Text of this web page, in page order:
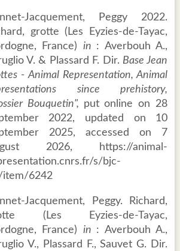
Jacquement, Peggy 2022.
grotte (Les Eyzies-de-Tayac,
France) in : Averbouh A.,
V. & Plassard F. Dir. Base Jean
- Animal Representation, Animal
since prehistory,
Bouquetin", put online on 28
2022, updated on 10
2025, accessed on 7
2026, https://animal-
s/bjc-
item/6242
Jacquement, Peggy. Richard,
(Les Eyzies-de-Tayac,
France) in : Averbouh A.,
V., Plassard F., Sauvet G. Dir.